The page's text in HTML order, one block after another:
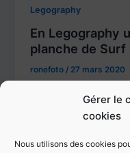
Gérer le
cookies
Nous utilisons des cookies
Legography
En Legography
planche de Surf
ronefoto/ 27 mars 2020
Petit Rappel sur ce
Legography, c’est